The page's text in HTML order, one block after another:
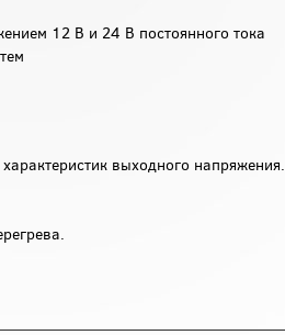
12 В и 24 В постоянного тока
выходного напряжения.